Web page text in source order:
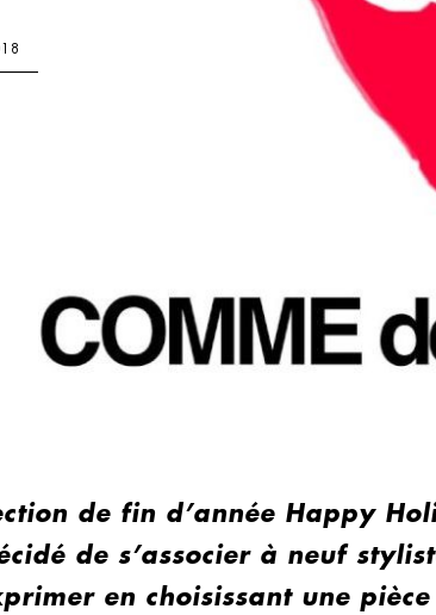
de fin d’année Happy
de s’associer à neuf
en choisissant une